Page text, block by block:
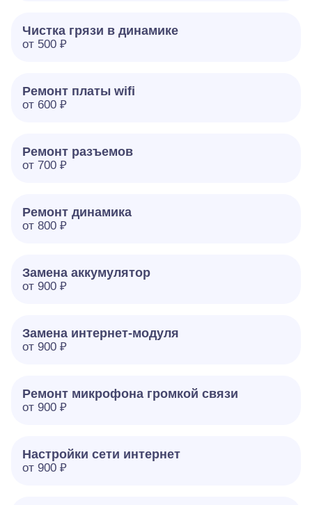
Чистка грязи в динамике
от 500 ₽
Ремонт платы wifi
от 600 ₽
Ремонт разъемов
от 700 ₽
Ремонт динамика
от 800 ₽
Замена аккумулятор
от 900 ₽
Замена интернет-модуля
от 900 ₽
Ремонт микрофона громкой связи
от 900 ₽
Настройки сети интернет
от 900 ₽